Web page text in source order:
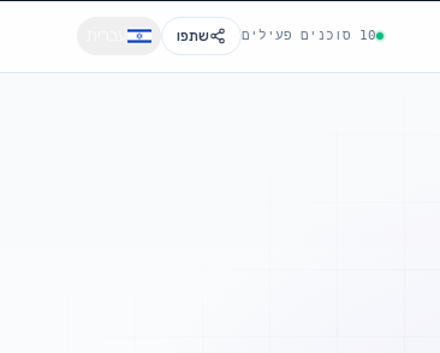
10 סוכנים פעילים שתפו